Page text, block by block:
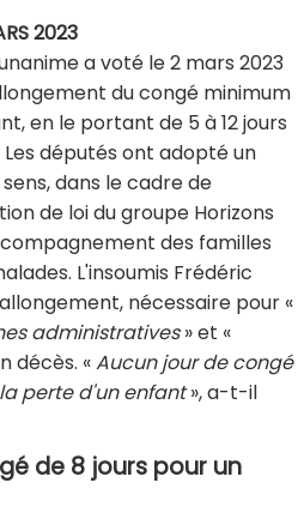
2023
a voté le 2 mars 2023
du congé minimum
en le portant de 5 à 12 jours
députés ont adopté un
dans le cadre de
de loi du groupe Horizons
des familles
L'insoumis Frédéric
nécessaire pour «
administratives» et «
décès. «Aucun jour de congé
perte d'un enfant», a-t-il
de 8 jours pour un